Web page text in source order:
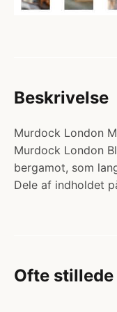
Beskrivelse
Murdock London
Murdock London
bergamot, som
Dele af indholdet
Ofte